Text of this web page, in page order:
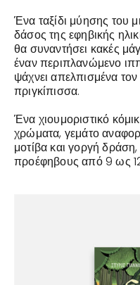
Ένα ταξίδι μύησης του
δάσος της εφηβικής
θα συναντήσει κακές
έναν περιπλανώμενο
ψάχνει απελπισμένα
πριγκίπισσα.
Ένα χιουμοριστικό
χρώματα, γεμάτο
μοτίβα και γοργή
προέφηβους από 9 ως